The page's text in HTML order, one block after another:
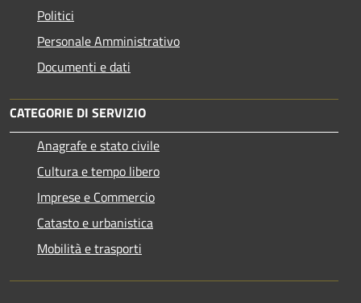
Politici
Personale Amministrativo
Documenti e dati
CATEGORIE DI SERVIZIO
Anagrafe e stato civile
Cultura e tempo libero
Imprese e Commercio
Catasto e urbanistica
Mobilità e trasporti